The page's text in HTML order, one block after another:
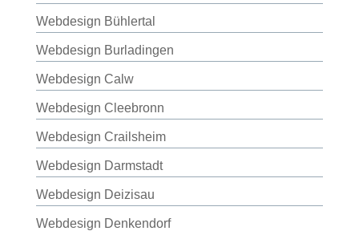
Webdesign Bühlertal
Webdesign Burladingen
Webdesign Calw
Webdesign Cleebronn
Webdesign Crailsheim
Webdesign Darmstadt
Webdesign Deizisau
Webdesign Denkendorf